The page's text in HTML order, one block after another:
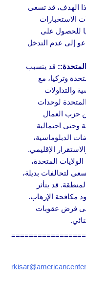
الهدف، قد تسعى
الاستخبارات
للحصول على
إلى عدم التدخل
: قد يتسبب
وتركيا، مع
والتداولات
لوحدات
حزب العمال
وحتى احتمالية
الدبلوماسية،
الإقليمي.
المتحدة،
لتحالفات بديلة،
قد يتأثر
مكافحة الإرهاب.
إلى فرض عقوبات